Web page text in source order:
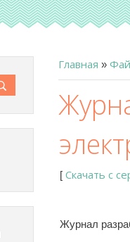
Главная »
[ Скачать с
Журнал